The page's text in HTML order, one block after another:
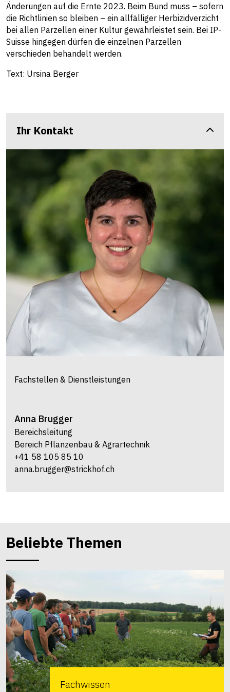
Änderungen auf die Ernte 2023. Beim Bund muss – sofern
die Richtlinien so bleiben – ein allfälliger Herbizidverzicht
bei allen Parzellen einer Kultur gewährleistet sein. Bei IP-
Suisse hingegen dürfen die einzelnen Parzellen
verschieden behandelt werden.
Text: Ursina Berger
Ihr Kontakt
Fachstellen & Dienstleistungen
Anna Brugger
Bereichsleitung
Bereich Pflanzenbau & Agrartechnik
+41 58 105 85 10
anna.brugger@strickhof.ch
Beliebte Themen
Fachwissen